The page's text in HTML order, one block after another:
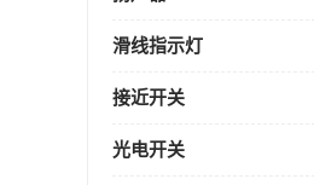
滑线指示灯
接近开关
光电开关